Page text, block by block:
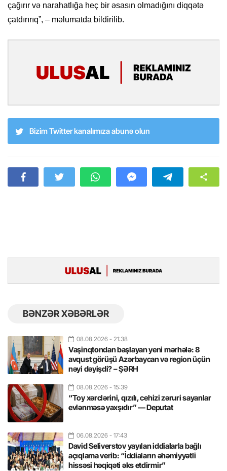
çağırır və narahatlığa heç bir əsasın olmadığını diqqətə
çatdırırıq”, – məlumatda bildirilib.
Bizim Twitter kanalımıza abunə olun
BƏNZƏR XƏBƏRLƏR
08.08.2026 - 21:38
Vaşinqtondan başlayan yeni mərhələ: 8
avqust görüşü Azərbaycan və region üçün
nəyi dəyişdi? – ŞƏRH
08.08.2026 - 15:39
“Toy xərclərini, qızılı, cehizi zəruri sayanlar
evlənməsə yaxşıdır” — Deputat
06.08.2026 - 17:43
David Seliverstov yayılan iddialarla bağlı
açıqlama verib: “İddiaların əhəmiyyətli
hissəsi həqiqəti əks etdirmir”